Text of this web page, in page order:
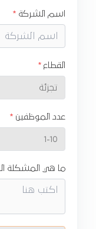
اسم الشركة
القطاع
عدد الموظفين
ما هي المشكلة